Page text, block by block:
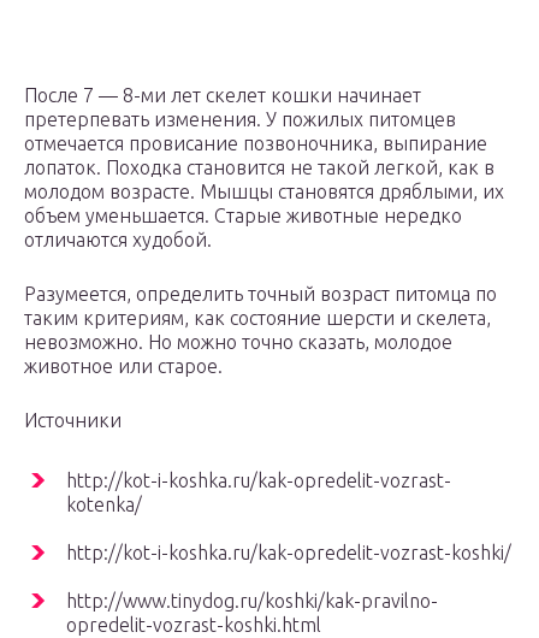
После 7 — 8-ми лет скелет кошки начинает
претерпевать изменения. У пожилых питомцев
отмечается провисание позвоночника, выпирание
лопаток. Походка становится не такой легкой, как в
молодом возрасте. Мышцы становятся дряблыми, их
объем уменьшается. Старые животные нередко
отличаются худобой.
Разумеется, определить точный возраст питомца по
таким критериям, как состояние шерсти и скелета,
невозможно. Но можно точно сказать, молодое
животное или старое.
Источники
http://kot-i-koshka.ru/kak-opredelit-vozrast-
kotenka/
http://kot-i-koshka.ru/kak-opredelit-vozrast-koshki/
http://www.tinydog.ru/koshki/kak-pravilno-
opredelit-vozrast-koshki.html